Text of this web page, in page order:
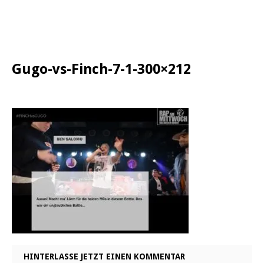
Gugo-vs-Finch-7-1-300×212
HINTERLASSE JETZT EINEN KOMMENTAR